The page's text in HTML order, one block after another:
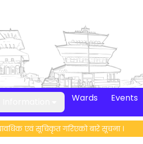
Wards Events
एवं सूचिकृत गरिएको बारे सूचना ।